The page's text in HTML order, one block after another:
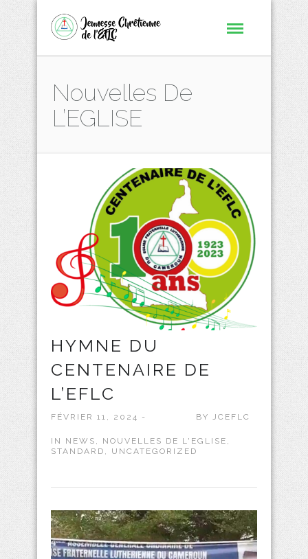
Nouvelles De
L’EGLISE
HYMNE DU
CENTENAIRE DE
L’EFLC
FÉVRIER 11, 2024 - BY JCEFLC
IN NEWS NOUVELLES DE L'EGLISE
STANDARD
UNCATEGORIZED